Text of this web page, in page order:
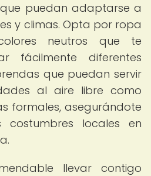
puedan adaptarse a
y climas. Opta por ropa
neutros que te
fácilmente diferentes
que puedan servir
al aire libre como
formales, asegurándote
locales en
llevar contigo